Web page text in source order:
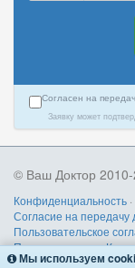
Согласен на
Заявку может
© Ваш Доктор
Конфиденциальность ·
Согласие на передачу
Пользовательское
Правила записи·
Мы используем